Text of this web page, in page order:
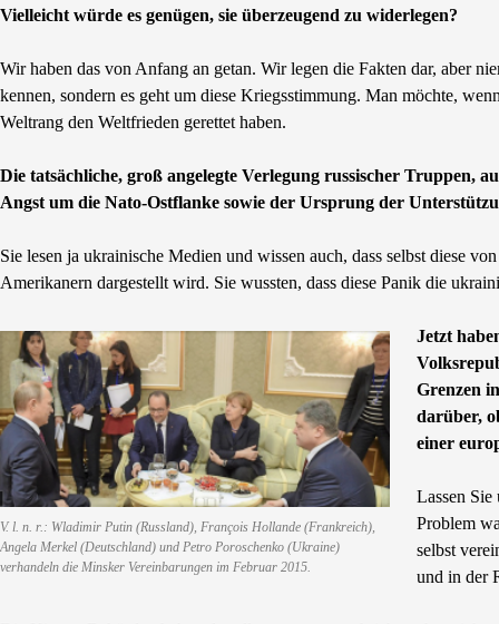
Vielleicht würde es genügen, sie überzeugend zu widerlegen?
Wir haben das von Anfang an getan. Wir legen die Fakten dar, aber
kennen, sondern es geht um diese Kriegsstimmung. Man möchte,
Weltrang den Weltfrieden gerettet haben.
Die tatsächliche, groß angelegte Verlegung russischer Truppen,
Angst um die Nato-Ostflanke sowie der Ursprung der
Sie lesen ja ukrainische Medien und wissen auch, dass selbst diese
Amerikanern dargestellt wird. Sie wussten, dass diese Panik die
V. l. n. r.: Wladimir Putin (Russland), François Hollande (Frankreich),
Angela Merkel (Deutschland) und Petro Poroschenko (Ukraine)
verhandeln die Minsker Vereinbarungen im Februar 2015.
Jetzt
Grenzen
darüber,
einer
Lassen
Problem
selbst
und in der